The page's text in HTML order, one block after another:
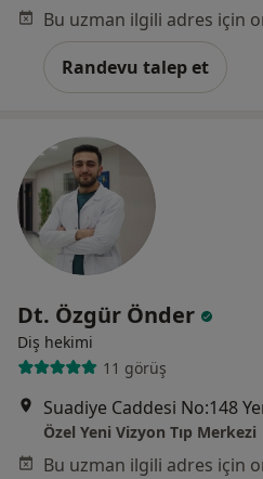
Randevu talep et
Dt. Özgür Önder
Diş hekimi
11 görüş
Özel Yeni Vizyon Tıp Merkezi